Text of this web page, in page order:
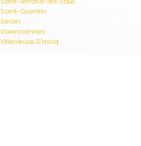
Saint-Quentin
Seclin
Valenciennes
Villeneuve D'ascq